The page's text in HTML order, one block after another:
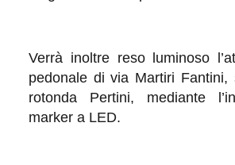
Verrà inoltre reso luminoso
pedonale di via Martiri Fantini,
rotonda Pertini, mediante
marker a LED.